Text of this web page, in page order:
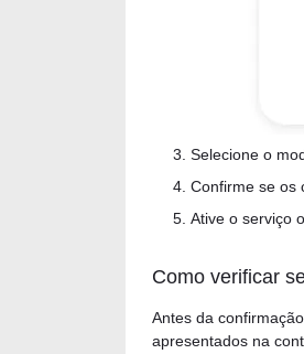
Selecione o
Confirme se os
Ative o serviço
Como verificar
Antes da
apresentados na